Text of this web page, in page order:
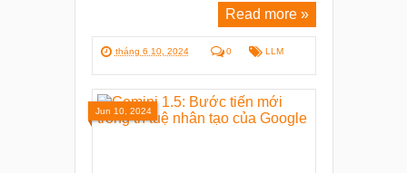
Read more »
tháng 6 10, 2024 0 LLM
Jun 10, 2024